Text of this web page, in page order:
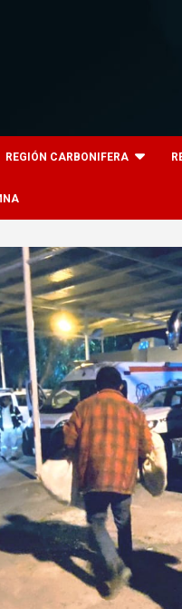
REGIÓN CARBONIFERA